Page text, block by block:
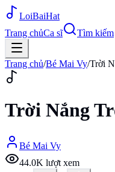
LoiBaiHat
Trang chủCa sĩ Tìm kiếm
Trang chủ/Bé Mai Vy/Trời
Trời Nắng
Bé Mai Vy
44.0K lượt xem